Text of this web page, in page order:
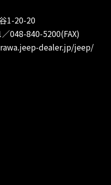
1-20-20
048-840-5200(FAX)
dealer.jp/jeep/